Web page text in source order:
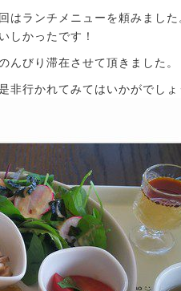
ランチメニューを頼みました
しかったです！
んびり滞在させて頂きました。
非行かれてみてはいかがでしょ